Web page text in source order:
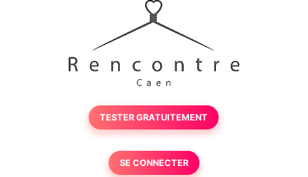
TESTER GRATUITEMENT
SE CONNECTER